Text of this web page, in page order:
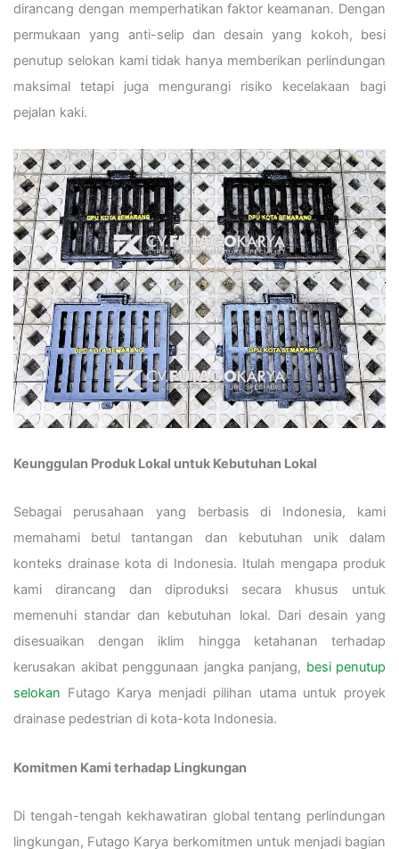
dirancang dengan memperhatikan faktor keamanan. Dengan
permukaan yang anti-selip dan desain yang kokoh, besi
penutup selokan kami tidak hanya memberikan perlindungan
maksimal tetapi juga mengurangi risiko kecelakaan bagi
pejalan kaki.
Keunggulan Produk Lokal untuk Kebutuhan Lokal
Sebagai perusahaan yang berbasis di Indonesia, kami
memahami betul tantangan dan kebutuhan unik dalam
konteks drainase kota di Indonesia. Itulah mengapa produk
kami dirancang dan diproduksi secara khusus untuk
memenuhi standar dan kebutuhan lokal. Dari desain yang
disesuaikan dengan iklim hingga ketahanan terhadap
kerusakan akibat penggunaan jangka panjang, besi penutup
selokan Futago Karya menjadi pilihan utama untuk proyek
drainase pedestrian di kota-kota Indonesia.
Komitmen Kami terhadap Lingkungan
Di tengah-tengah kekhawatiran global tentang perlindungan
lingkungan, Futago Karya berkomitmen untuk menjadi bagian